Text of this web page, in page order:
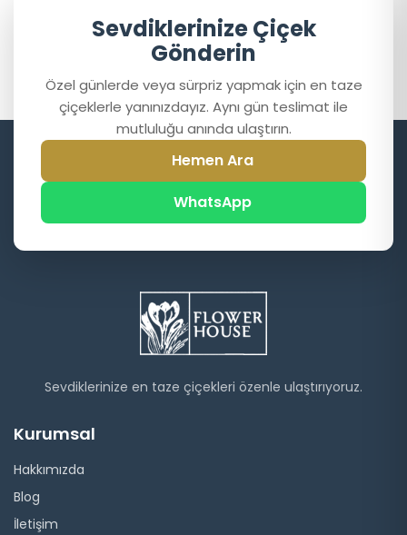
Sevdiklerinize Çiçek
Gönderin
Özel günlerde veya sürpriz yapmak için en taze
çiçeklerle yanınızdayız. Aynı gün teslimat ile
mutluluğu anında ulaştırın.
Hemen Ara
WhatsApp
Sevdiklerinize en taze çiçekleri özenle ulaştırıyoruz.
Kurumsal
Hakkımızda
Blog
İletişim